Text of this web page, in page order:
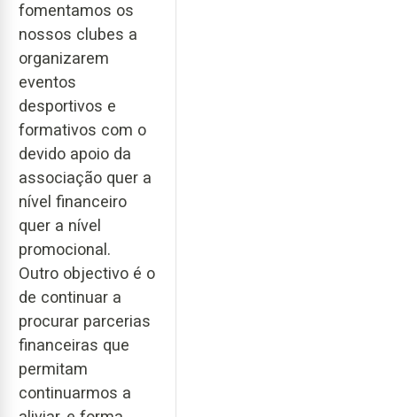
fomentamos os
nossos clubes a
organizarem
eventos
desportivos e
formativos com o
devido apoio da
associação quer a
nível financeiro
quer a nível
promocional.
Outro objectivo é o
de continuar a
procurar parcerias
financeiras que
permitam
continuarmos a